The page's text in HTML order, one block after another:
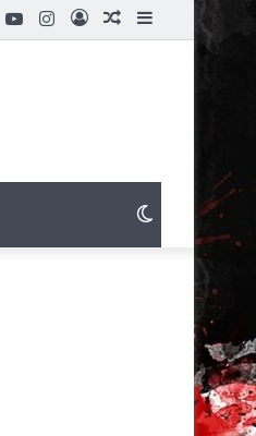
Sidebar
Article
Connexion
Instagram
YouTube
Switch